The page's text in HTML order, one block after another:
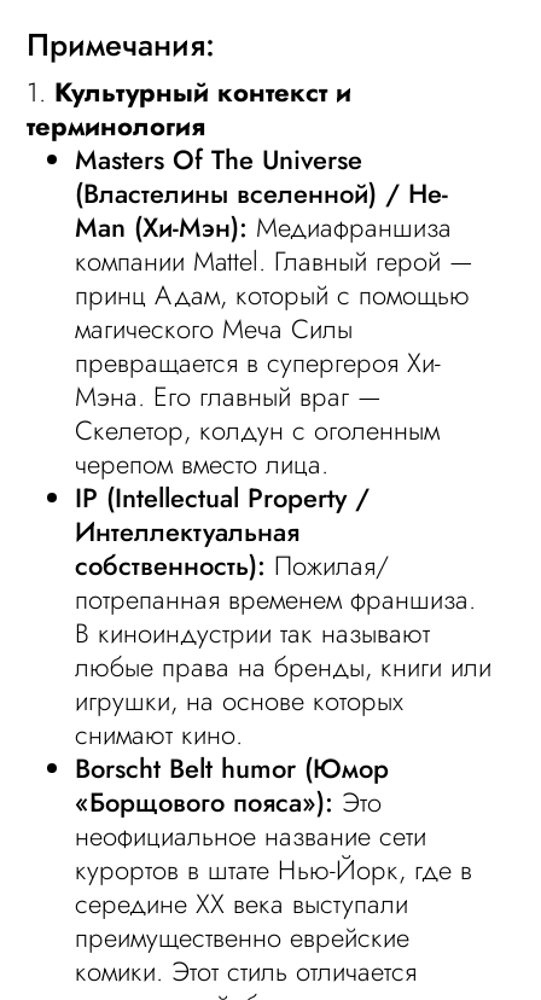
Примечания:
1. Культурный контекст и
терминология
Masters Of The Universe
(Властелины вселенной) / He-
Man (Хи-Мэн): Медиафраншиза
компании Mattel. Главный герой —
принц Адам, который с помощью
магического Меча Силы
превращается в супергероя Хи-
Мэна. Его главный враг —
Скелетор, колдун с оголенным
черепом вместо лица.
IP (Intellectual Property /
Интеллектуальная
собственность): Пожилая/
потрепанная временем франшиза.
В киноиндустрии так называют
любые права на бренды, книги или
игрушки, на основе которых
снимают кино.
Borscht Belt humor (Юмор
«Борщового пояса»): Это
неофициальное название сети
курортов в штате Нью-Йорк, где в
середине XX века выступали
преимущественно еврейские
комики. Этот стиль отличается